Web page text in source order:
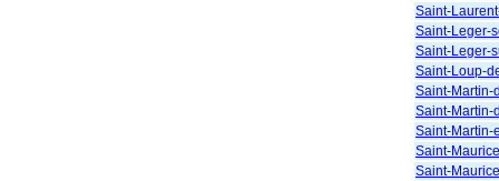
Saint-
Saint-Leger-
Saint-Leger-
Saint-Loup-
Saint-Martin-
Saint-Martin-
Saint-Martin-
Saint-
Saint-